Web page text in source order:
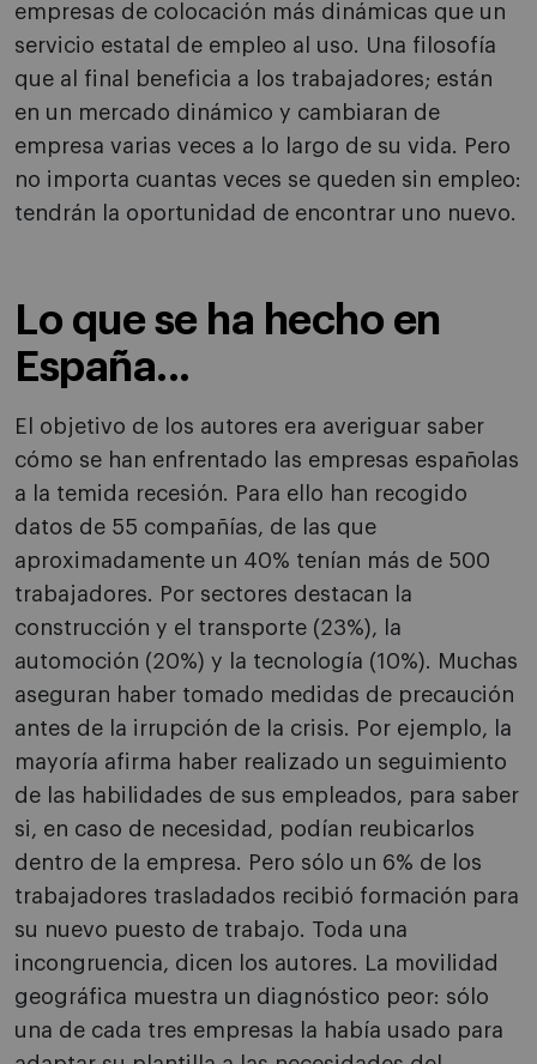
empresas de colocación más dinámicas que un
servicio estatal de empleo al uso. Una filosofía
que al final beneficia a los trabajadores; están
en un mercado dinámico y cambiaran de
empresa varias veces a lo largo de su vida. Pero
no importa cuantas veces se queden sin empleo:
tendrán la oportunidad de encontrar uno nuevo.
Lo que se ha hecho en
España...
El objetivo de los autores era averiguar saber
cómo se han enfrentado las empresas españolas
a la temida recesión. Para ello han recogido
datos de 55 compañías, de las que
aproximadamente un 40% tenían más de 500
trabajadores. Por sectores destacan la
construcción y el transporte (23%), la
automoción (20%) y la tecnología (10%). Muchas
aseguran haber tomado medidas de precaución
antes de la irrupción de la crisis. Por ejemplo, la
mayoría afirma haber realizado un seguimiento
de las habilidades de sus empleados, para saber
si, en caso de necesidad, podían reubicarlos
dentro de la empresa. Pero sólo un 6% de los
trabajadores trasladados recibió formación para
su nuevo puesto de trabajo. Toda una
incongruencia, dicen los autores. La movilidad
geográfica muestra un diagnóstico peor: sólo
una de cada tres empresas la había usado para